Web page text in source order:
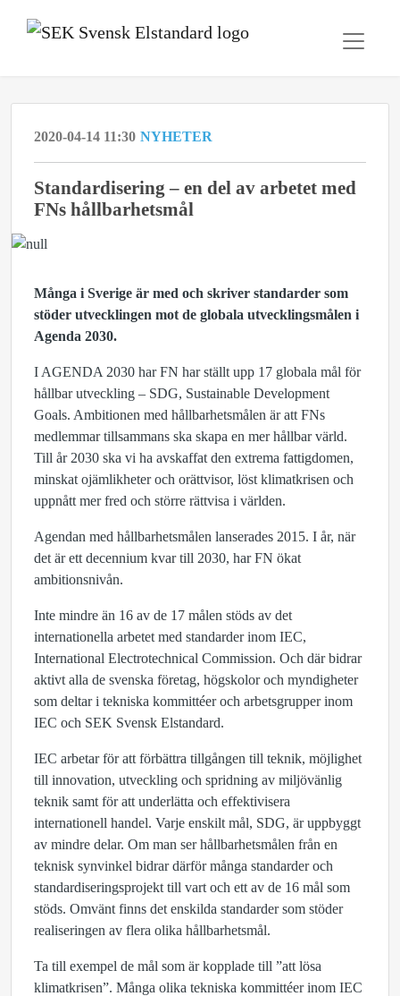
2020-04-14 11:30 NYHETER
Standardisering – en del av arbetet med
FNs hållbarhetsmål
Många i Sverige är med och skriver standarder som
stöder utvecklingen mot de globala utvecklingsmålen i
Agenda 2030.
I AGENDA 2030 har FN har ställt upp 17 globala mål för
hållbar utveckling – SDG, Sustainable Development
Goals. Ambitionen med hållbarhetsmålen är att FNs
medlemmar tillsammans ska skapa en mer hållbar värld.
Till år 2030 ska vi ha avskaffat den extrema fattigdomen,
minskat ojämlikheter och orättvisor, löst klimatkrisen och
uppnått mer fred och större rättvisa i världen.
Agendan med hållbarhetsmålen lanserades 2015. I år, när
det är ett decennium kvar till 2030, har FN ökat
ambitionsnivån.
Inte mindre än 16 av de 17 målen stöds av det
internationella arbetet med standarder inom IEC,
International Electrotechnical Commission. Och där bidrar
aktivt alla de svenska företag, högskolor och myndigheter
som deltar i tekniska kommittéer och arbetsgrupper inom
IEC och SEK Svensk Elstandard.
IEC arbetar för att förbättra tillgången till teknik, möjlighet
till innovation, utveckling och spridning av miljövänlig
teknik samt för att underlätta och effektivisera
internationell handel. Varje enskilt mål, SDG, är uppbyggt
av mindre delar. Om man ser hållbarhetsmålen från en
teknisk synvinkel bidrar därför många standarder och
standardiseringsprojekt till vart och ett av de 16 mål som
stöds. Omvänt finns det enskilda standarder som stöder
realiseringen av flera olika hållbarhetsmål.
Ta till exempel de mål som är kopplade till ”att lösa
klimatkrisen”. Många olika tekniska kommittéer inom IEC